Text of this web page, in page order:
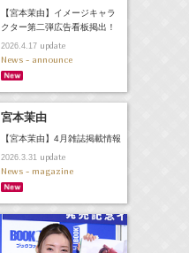
【宮本茉由】イメージキャラ
クター第二弾広告看板掲出！
2026.4.17update
News - announce
宮本茉由
【宮本茉由】4月雑誌掲載情報
2026.3.31update
News - magazine